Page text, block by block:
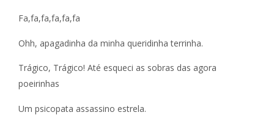
Fa,fa,fa,fa,fa,fa
Ohh, apagadinha da minha queridinha terrinha.
Trágico, Trágico! Até esqueci as sobras das agora
poeirinhas
Um psicopata assassino estrela.